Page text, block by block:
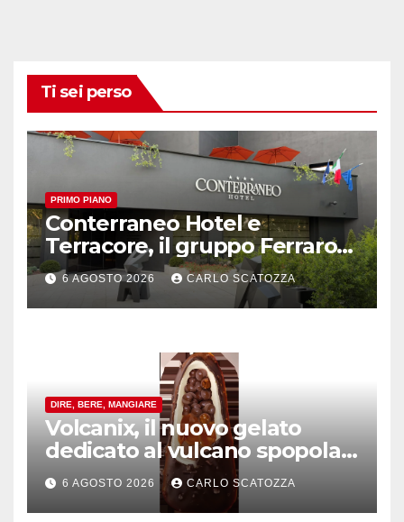
Ti sei perso
PRIMO PIANO
Conterraneo Hotel e
Terracore, il gruppo Ferraro
amplia l’ ospitalità e il gusto
alle porte di Caserta
6 AGOSTO 2026 CARLO SCATOZZA
DIRE, BERE, MANGIARE
Volcanix, il nuovo gelato
dedicato al vulcano spopola,
è nato a Caivano
6 AGOSTO 2026 CARLO SCATOZZA